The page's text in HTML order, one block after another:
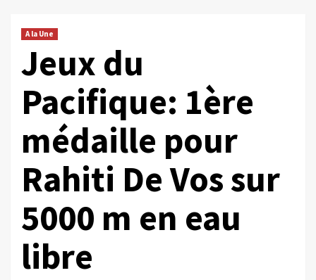
A la Une
Jeux du
Pacifique: 1ère
médaille pour
Rahiti De Vos sur
5000 m en eau
libre